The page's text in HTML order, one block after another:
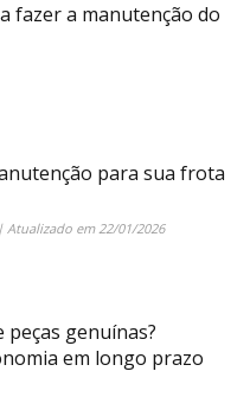
fazer a manutenção do
para sua frota
em22/01/2026
peças genuínas?
em longo prazo